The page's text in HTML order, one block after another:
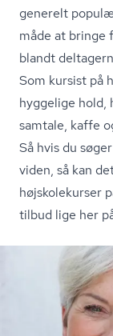
generelt
måde at
blandt
Som kursist på
hyggelige hold,
samtale, kaffe
Så hvis du
viden, så kan
højsko­le­kur­ser
tilbud lige her